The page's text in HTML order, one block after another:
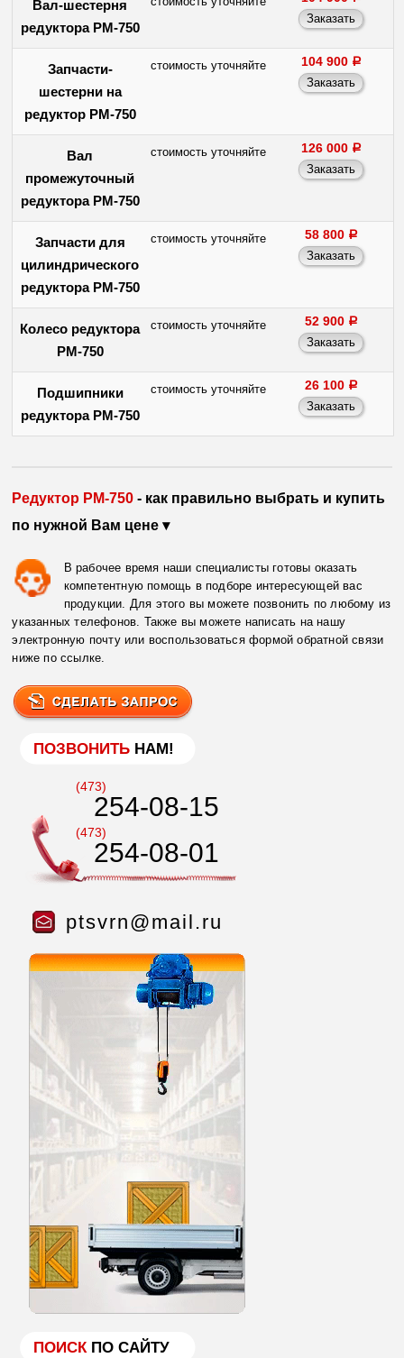
Вал-шестерня
редуктора РМ-750
Запчасти-
шестерни на
редуктор РМ-750
стоимость уточняйте 104 900 a
Вал
промежуточный
редуктора РМ-750
стоимость уточняйте 126 000 a
Запчасти для
цилиндрического
редуктора РМ-750
стоимость уточняйте 58 800 a
Колесо редуктора
РМ-750
стоимость уточняйте 52 900 a
Подшипники
редуктора РМ-750
стоимость уточняйте 26 100 a
Редуктор РМ-750 - как правильно выбрать и купить
по нужной Вам цене ▾
В рабочее время наши специалисты готовы оказать
компетентную помощь в подборе интересующей вас
продукции. Для этого вы можете позвонить по любому из
указанных телефонов. Также вы можете написать на нашу
электронную почту или воспользоваться формой обратной связи
ниже по ссылке.
ПОЗВОНИТЬ НАМ!
(473)
254-08-15
(473)
254-08-01
ptsvrn@mail.ru
ПОИСК ПО САЙТУ